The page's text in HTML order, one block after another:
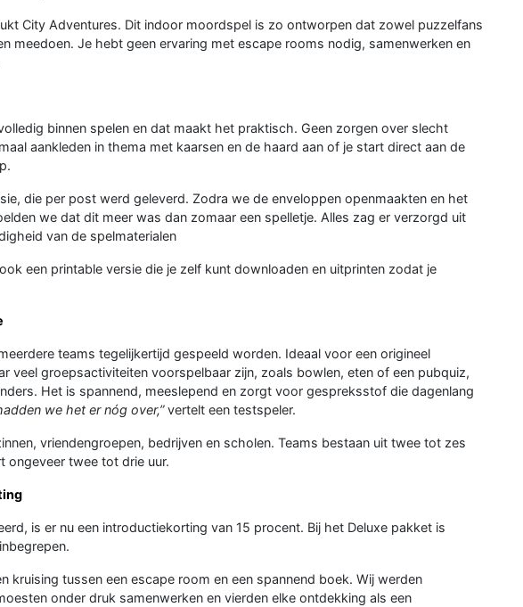
City Adventures. Dit indoor moordspel is zo ontworpen dat zowel puzzelfans
meedoen. Je hebt geen ervaring met escape rooms nodig, samenwerken en
binnen spelen en dat maakt het praktisch. Geen zorgen over slecht
aankleden in thema met kaarsen en de haard aan of je start direct aan de
die per post werd geleverd. Zodra we de enveloppen openmaakten en het
we dat dit meer was dan zomaar een spelletje. Alles zag er verzorgd uit
van de spelmaterialen
een printable versie die je zelf kunt downloaden en uitprinten zodat je
teams tegelijkertijd gespeeld worden. Ideaal voor een origineel
veel groepsactiviteiten voorspelbaar zijn, zoals bowlen, eten of een pubquiz,
Het is spannend, meeslepend en zorgt voor gespreksstof die dagenlang
we het er nóg over,”vertelt een testspeler.
vriendengroepen, bedrijven en scholen. Teams bestaan uit twee tot zes
ongeveer twee tot drie uur.
is er nu een introductiekorting van 15 procent. Bij het Deluxe pakket is
kruising tussen een escape room en een spannend boek. Wij werden
onder druk samenwerken en vierden elke ontdekking als een